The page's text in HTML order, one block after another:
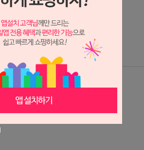
/★와이셔츠★
원